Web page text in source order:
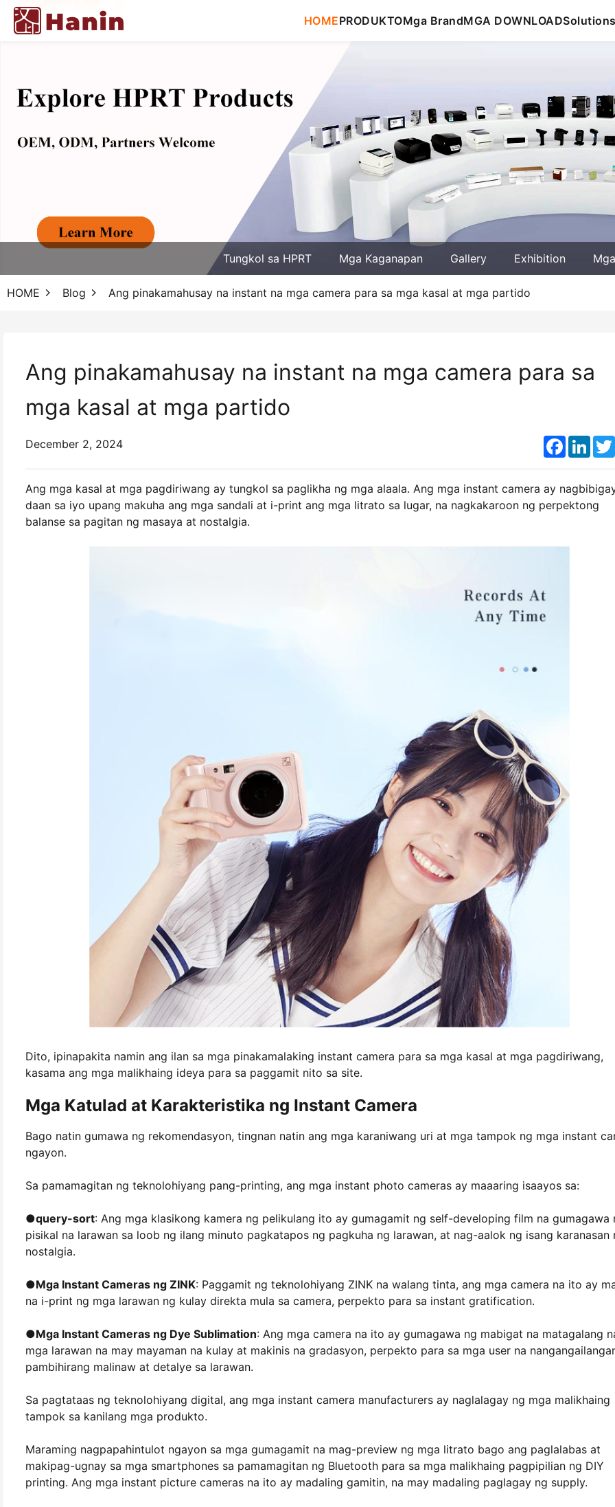
HOMEPRODUKTOMga BrandMGA DOWNLOADSolutions
Tungkol sa HPRT Mga Kaganapan Gallery Exhibition
HOME Blog Ang pinakamahusay na instant na mga camera para sa mga kasal at mga partido
Ang pinakamahusay na instant na mga camera para sa
mga kasal at mga partido
December 2, 2024 Facebook
Ang mga kasal at mga pagdiriwang ay tungkol sa paglikha ng mga alaala. Ang mga instant camera ay
daan sa iyo upang makuha ang mga sandali at i-print ang mga litrato sa lugar, na nagkakaroon ng perpektong
balanse sa pagitan ng masaya at nostalgia.
Dito, ipinapakita namin ang ilan sa mga pinakamalaking instant camera para sa mga kasal at mga pagdiriwang,
kasama ang mga malikhaing ideya para sa paggamit nito sa site.
Mga Katulad at Karakteristika ng Instant Camera
Bago natin gumawa ng rekomendasyon, tingnan natin ang mga karaniwang uri at mga tampok ng mga instant
ngayon.
Sa pamamagitan ng teknolohiyang pang-printing, ang mga instant photo cameras ay maaaring isaayos sa:
●query-sort: Ang mga klasikong kamera ng pelikulang ito ay gumagamit ng self-developing film na gumagawa
pisikal na larawan sa loob ng ilang minuto pagkatapos ng pagkuha ng larawan, at nag-aalok ng isang karanasan
nostalgia.
●Mga Instant Cameras ng ZINK: Paggamit ng teknolohiyang ZINK na walang tinta, ang mga camera na ito ay
na i-print ng mga larawan ng kulay direkta mula sa camera, perpekto para sa instant gratification.
●Mga Instant Cameras ng Dye Sublimation: Ang mga camera na ito ay gumagawa ng mabigat na matagalang
mga larawan na may mayaman na kulay at makinis na gradasyon, perpekto para sa mga user na
pambihirang malinaw at detalye sa larawan.
Sa pagtataas ng teknolohiyang digital, ang mga instant camera manufacturers ay naglalagay ng mga malikhaing
tampok sa kanilang mga produkto.
Maraming nagpapahintulot ngayon sa mga gumagamit na mag-preview ng mga litrato bago ang paglalabas at
makipag-ugnay sa mga smartphones sa pamamagitan ng Bluetooth para sa mga malikhaing pagpipilian ng DIY
printing. Ang mga instant picture cameras na ito ay madaling gamitin, na may madaling paglagay ng supply.